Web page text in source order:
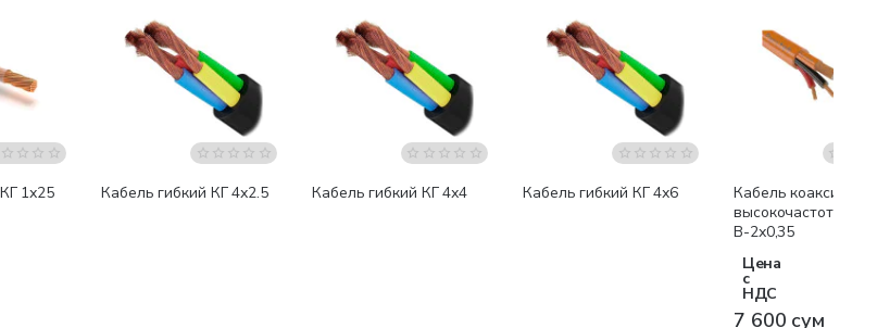
1х25 Кабель гибкий КГ 4х2.5 Кабель гибкий КГ 4х4 Кабель гибкий КГ 4х6
Кабель
высокочастотный
В-2х0,35
Цена
с
НДС
7 600 сум